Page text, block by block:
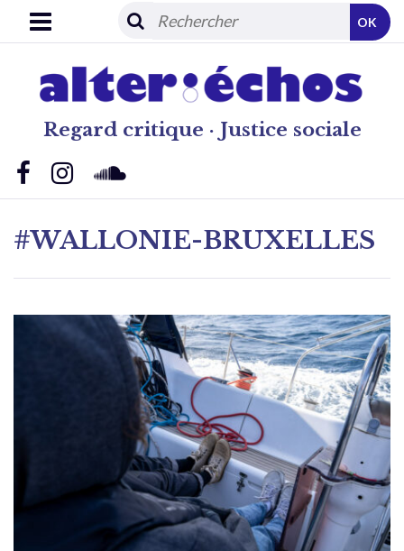
Regard critique · Justice sociale
OK
#WALLONIE-BRUXELLES